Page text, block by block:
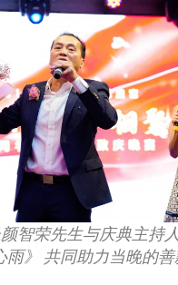
智荣先生与庆典主持
雨》 共同助力当晚的